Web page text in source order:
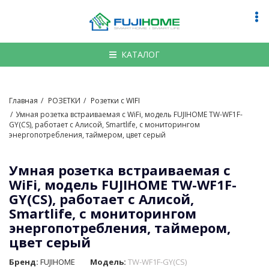
КАТАЛОГ
Главная РОЗЕТКИ
Розетки с WIFI
Умная розетка встраиваемая с WiFi, модель FUJIHOME TW-WF1F-
GY(CS), работает с Алисой, Smartlife, с мониторингом
энергопотребления, таймером, цвет серый
Умная розетка встраиваемая с
WiFi, модель FUJIHOME TW-WF1F-
GY(CS), работает с Алисой,
Smartlife, с мониторингом
энергопотребления, таймером,
цвет серый
Бренд: FUJIHOME Модель: TW-WF1F-GY(CS)